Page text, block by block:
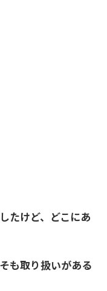
たけど、どこにあ
も取り扱いがある